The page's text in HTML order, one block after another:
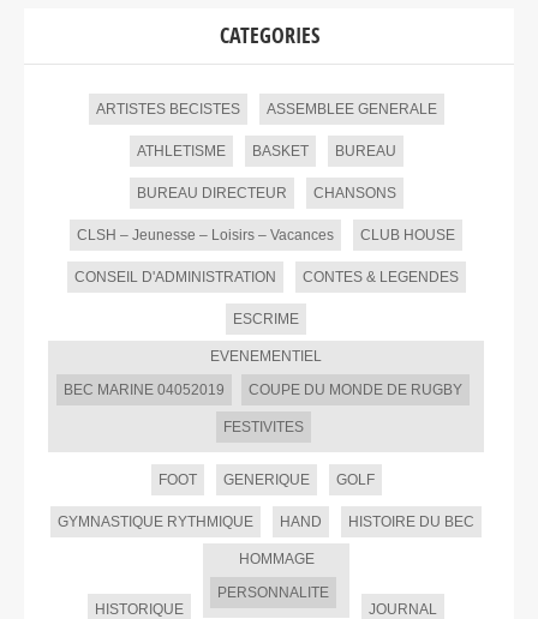
CATEGORIES
ARTISTES BECISTES ASSEMBLEE GENERALE
ATHLETISME BASKET BUREAU
BUREAU DIRECTEUR CHANSONS
CLSH – Jeunesse – Loisirs – Vacances CLUB HOUSE
CONSEIL D'ADMINISTRATION CONTES & LEGENDES
ESCRIME
EVENEMENTIEL
BEC MARINE 04052019
COUPE DU MONDE DE RUGBY
FESTIVITES
FOOT GENERIQUE GOLF
GYMNASTIQUE RYTHMIQUE HAND HISTOIRE DU BEC
HISTORIQUE
HOMMAGE
PERSONNALITE
JOURNAL